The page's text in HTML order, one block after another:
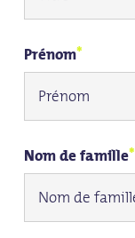
Prénom*
Nom de famille*